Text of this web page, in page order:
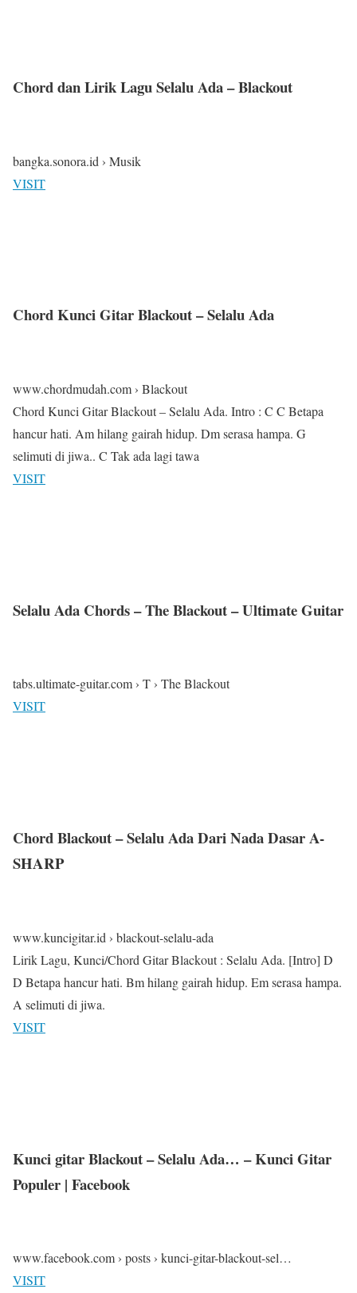
Chord dan Lirik Lagu Selalu Ada – Blackout
bangka.sonora.id › Musik
VISIT
Chord Kunci Gitar Blackout – Selalu Ada
www.chordmudah.com › Blackout
Chord Kunci Gitar Blackout – Selalu Ada. Intro : C C Betapa
hancur hati. Am hilang gairah hidup. Dm serasa hampa. G
selimuti di jiwa.. C Tak ada lagi tawa
VISIT
Selalu Ada Chords – The Blackout – Ultimate Guitar
tabs.ultimate-guitar.com › T › The Blackout
VISIT
Chord Blackout – Selalu Ada Dari Nada Dasar A-
SHARP
www.kuncigitar.id › blackout-selalu-ada
Lirik Lagu, Kunci/Chord Gitar Blackout : Selalu Ada. [Intro] D
D Betapa hancur hati. Bm hilang gairah hidup. Em serasa hampa.
A selimuti di jiwa.
VISIT
Kunci gitar Blackout – Selalu Ada… – Kunci Gitar
Populer | Facebook
www.facebook.com › posts › kunci-gitar-blackout-sel…
VISIT